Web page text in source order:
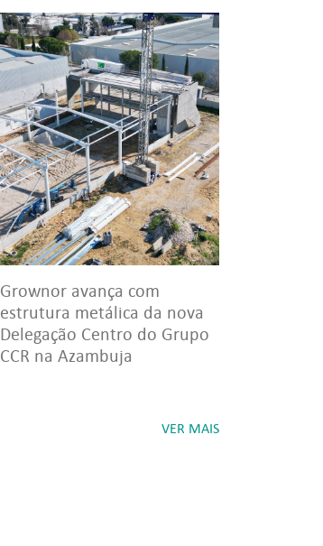
Grownor avança com
estrutura metálica da nova
Delegação Centro do Grupo
CCR na Azambuja
VER MAIS